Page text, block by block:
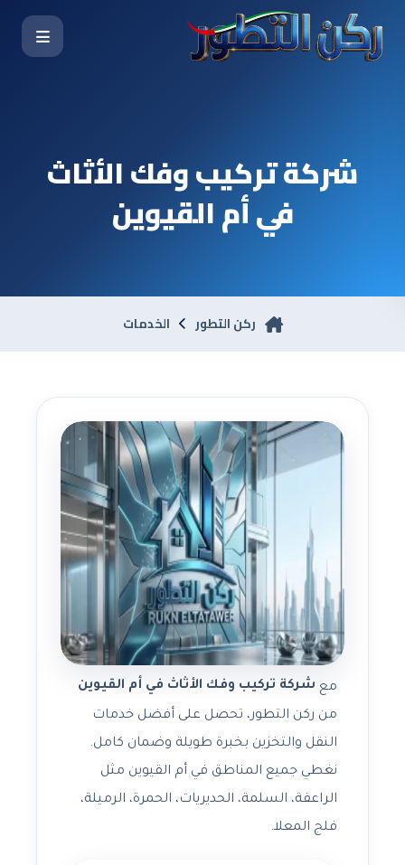
شركة تركيب وفك الأثاث
في أم القيوين
ركن التطور الخدمات
مع شركة تركيب وفك الأثاث في أم القيوين
من ركن التطور، تحصل على أفضل خدمات
النقل والتخزين بخبرة طويلة وضمان كامل.
نغطي جميع المناطق في أم القيوين مثل
الراعفة، السلمة، الحديريات، الحمرة، الرميلة،
فلج المعلا.